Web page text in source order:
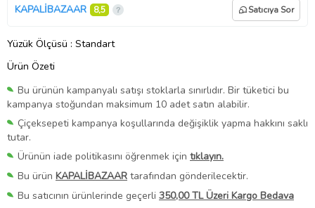
KAPALİBAZAAR 8,5 Satıcıya Sor
Yüzük Ölçüsü : Standart
Ürün Özeti
Bu ürünün kampanyalı satışı stoklarla sınırlıdır. Bir tüketici bu
kampanya stoğundan maksimum 10 adet satın alabilir.
Çiçeksepeti kampanya koşullarında değişiklik yapma hakkını saklı
tutar.
Ürünün iade politikasını öğrenmek için tıklayın.
Bu ürün KAPALİBAZAAR tarafından gönderilecektir.
Bu satıcının ürünlerinde geçerli 350,00 TL Üzeri Kargo Bedava